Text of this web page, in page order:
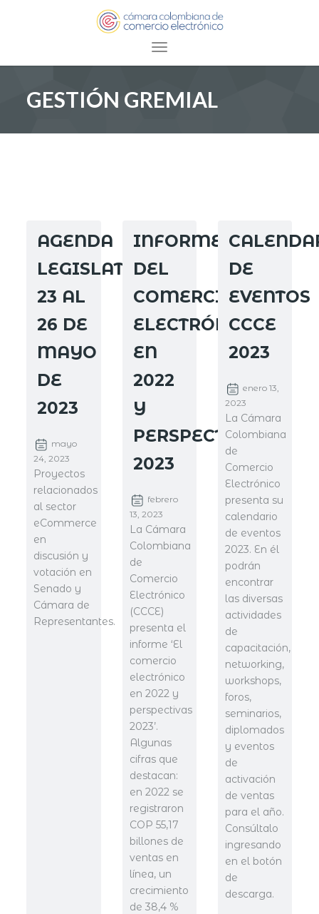
Toggle navigation
GESTIÓN GREMIAL
AGENDA
LEGISLATIVA
23 AL
26 DE
MAYO
DE
2023
mayo
24, 2023
Proyectos
relacionados
al sector
eCommerce
en
discusión y
votación en
Senado y
Cámara de
Representantes.
INFORME
DEL
COMERCIO
ELECTRÓNICO
EN
2022
Y
PERSPECTIVAS
2023
febrero
13, 2023
La Cámara
Colombiana
de
Comercio
Electrónico
(CCCE)
presenta el
informe ‘El
comercio
electrónico
en 2022 y
perspectivas
2023’.
Algunas
cifras que
destacan:
en 2022 se
registraron
COP 55,17
billones de
ventas en
línea, un
crecimiento
de 38,4 %
DE
EVENTOS
CCCE
2023
enero 13,
2023
La Cámara
Colombiana
de
Comercio
Electrónico
presenta su
calendario
de eventos
2023. En él
podrán
encontrar
las diversas
actividades
de
capacitación,
networking,
workshops,
foros,
seminarios,
diplomados
y eventos
de
activación
de ventas
para el año.
Consúltalo
ingresando
en el botón
de
descarga.